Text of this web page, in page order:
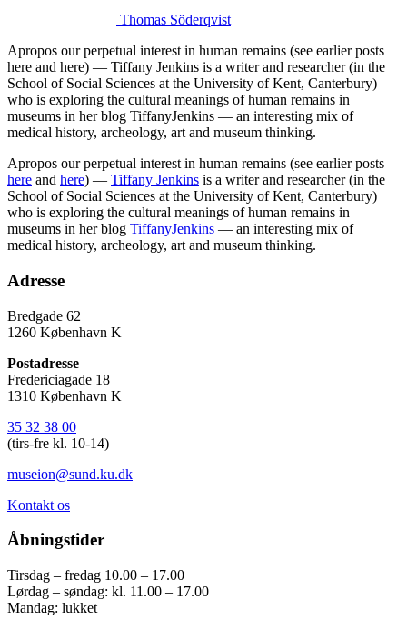
Thomas Söderqvist
Apropos our perpetual interest in human remains (see earlier posts
here and here) — Tiffany Jenkins is a writer and researcher (in the
School of Social Sciences at the University of Kent, Canterbury)
who is exploring the cultural meanings of human remains in
museums in her blog TiffanyJenkins — an interesting mix of
medical history, archeology, art and museum thinking.
Apropos our perpetual interest in human remains (see earlier posts
here and here) — Tiffany Jenkins is a writer and researcher (in the
School of Social Sciences at the University of Kent, Canterbury)
who is exploring the cultural meanings of human remains in
museums in her blog TiffanyJenkins — an interesting mix of
medical history, archeology, art and museum thinking.
Adresse
Bredgade 62
1260 København K
Postadresse
Fredericiagade 18
1310 København K
35 32 38 00
(tirs-fre kl. 10-14)
museion@sund.ku.dk
Kontakt os
Åbningstider
Tirsdag – fredag 10.00 – 17.00
Lørdag – søndag: kl. 11.00 – 17.00
Mandag: lukket